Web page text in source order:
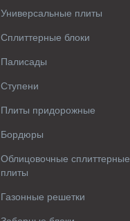
Универсальные плиты
Сплиттерные блоки
Палисады
Ступени
Плиты придорожные
Бордюры
Облицовочные сплиттерные
плиты
Газонные решетки